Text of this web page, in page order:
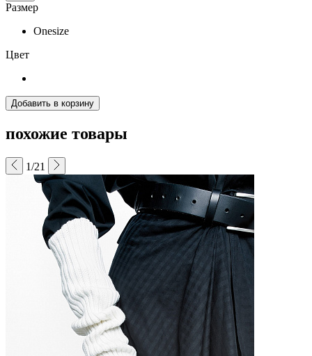
Размер
Onesize
Цвет
Добавить в корзину
похожие товары
1/21